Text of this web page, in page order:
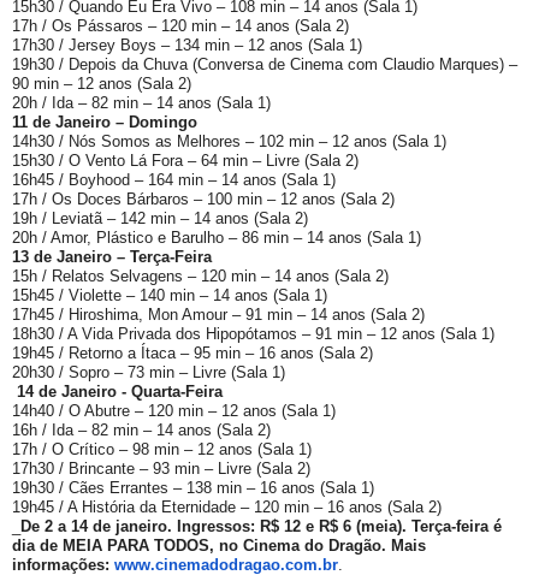
15h30 / Quando Eu Era Vivo – 108 min – 14 anos (Sala 1)
17h / Os Pássaros – 120 min – 14 anos (Sala 2)
17h30 / Jersey Boys – 134 min – 12 anos (Sala 1)
19h30 / Depois da Chuva (Conversa de Cinema com Claudio Marques) –
90 min – 12 anos (Sala 2)
20h / Ida – 82 min – 14 anos (Sala 1)
11 de Janeiro – Domingo
14h30 / Nós Somos as Melhores – 102 min – 12 anos (Sala 1)
15h30 / O Vento Lá Fora – 64 min – Livre (Sala 2)
16h45 / Boyhood – 164 min – 14 anos (Sala 1)
17h / Os Doces Bárbaros – 100 min – 12 anos (Sala 2)
19h / Leviatã – 142 min – 14 anos (Sala 2)
20h / Amor, Plástico e Barulho – 86 min – 14 anos (Sala 1)
13 de Janeiro – Terça-Feira
15h / Relatos Selvagens – 120 min – 14 anos (Sala 2)
15h45 / Violette – 140 min – 14 anos (Sala 1)
17h45 / Hiroshima, Mon Amour – 91 min – 14 anos (Sala 2)
18h30 / A Vida Privada dos Hipopótamos – 91 min – 12 anos (Sala 1)
19h45 / Retorno a Ítaca – 95 min – 16 anos (Sala 2)
20h30 / Sopro – 73 min – Livre (Sala 1)
14 de Janeiro - Quarta-Feira
14h40 / O Abutre – 120 min – 12 anos (Sala 1)
16h / Ida – 82 min – 14 anos (Sala 2)
17h / O Crítico – 98 min – 12 anos (Sala 1)
17h30 / Brincante – 93 min – Livre (Sala 2)
19h30 / Cães Errantes – 138 min – 16 anos (Sala 1)
19h45 / A História da Eternidade – 120 min – 16 anos (Sala 2)
De 2 a 14 de janeiro. Ingressos: R$ 12 e R$ 6 (meia). Terça-feira é
dia de MEIA PARA TODOS, no Cinema do Dragão. Mais
informações: www.cinemadodragao.com.br